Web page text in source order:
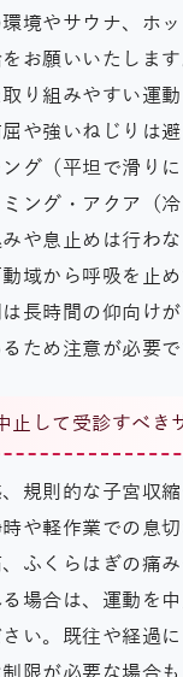
境やサウナ、ホ
お願いいたします
り組みやすい運
や強いねじりは
グ（平坦で滑り
ング・アクア（
や息止めは行わ
域から呼吸を止
長時間の仰向け
ため注意が必要で
止して受診すべき
規則的な子宮収
や軽作業での息
ふくらはぎの痛
場合は、運動を
い。既往や経過